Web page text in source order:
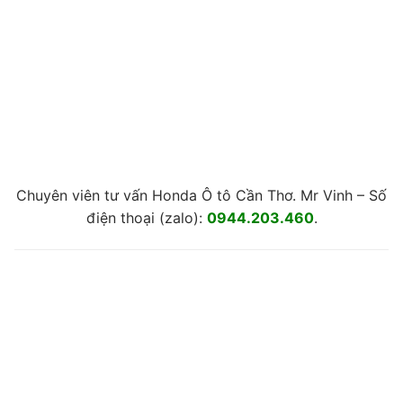
Chuyên viên tư vấn Honda Ô tô Cần Thơ. Mr Vinh – Số
điện thoại (zalo): 0944.203.460.